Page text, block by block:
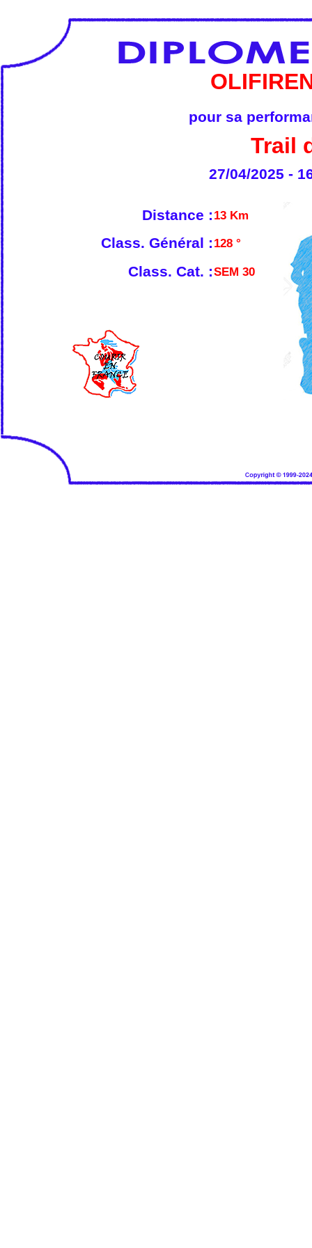
pour sa
Trail
27/04/2025 -
Distance : 13 Km
Class. Général : 128 °
Class. Cat. :SEM 30